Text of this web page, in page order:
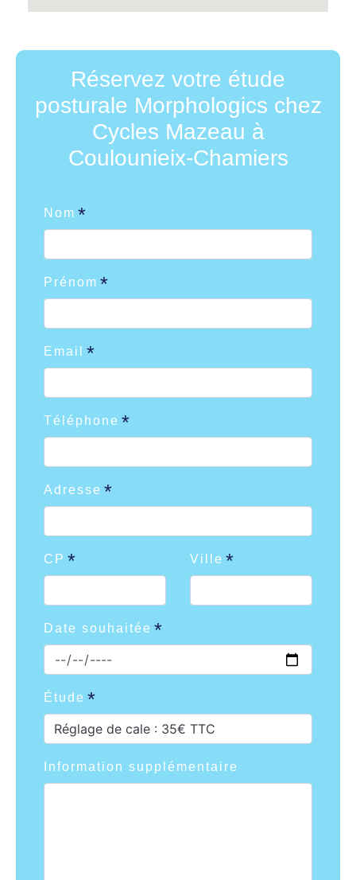
Réservez votre étude
posturale Morphologics chez
Cycles Mazeau à
Coulounieix-Chamiers
Nom
Prénom
Email
Téléphone
Adresse
CP Ville
Date souhaitée
Étude
Réglage de cale : 35€ TTC
Information supplémentaire